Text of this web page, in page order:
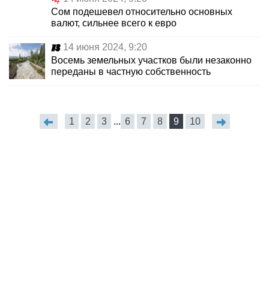
Сом подешевел относительно основных
валют, сильнее всего к евро
14 июня 2024, 9:20
Восемь земельных участков были незаконно
переданы в частную собственность
1 2 3 ... 6 7 8 9 10